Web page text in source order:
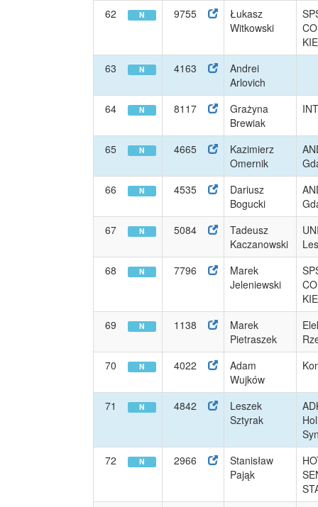
62 N 9755
Łukasz
Witkowski
63
N 4163
Andrei
Arlovich
64
N 8117
Grażyna
Brewiak
65 N 4665
Kazimierz
Omernik
66
N 4535
Dariusz
Bogucki
67
N 5084
Tadeusz
Kaczanowski
68
N 7796
Marek
Jeleniewski
69
N 1138
Marek
Pietraszek
70
N 4022
Adam
Wujków
71 N 4842
Leszek
Sztyrak
72
N 2966
Stanisław
Pająk